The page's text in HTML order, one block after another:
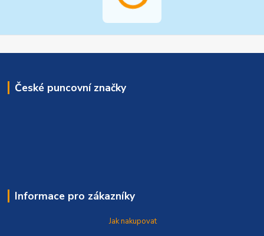
České puncovní značky
Informace pro zákazníky
Jak nakupovat